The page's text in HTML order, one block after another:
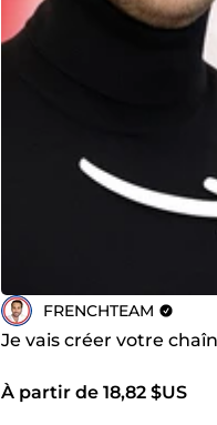
FRENCHTEAM
Je vais créer votre
À partir de 18,82 $US